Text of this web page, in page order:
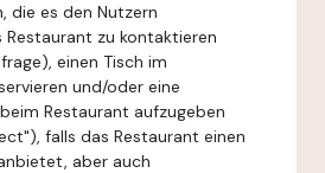
die es den Nutzern
Restaurant zu kontaktieren
einen Tisch im
und/oder eine
Restaurant aufzugeben
falls das Restaurant einen
aber auch